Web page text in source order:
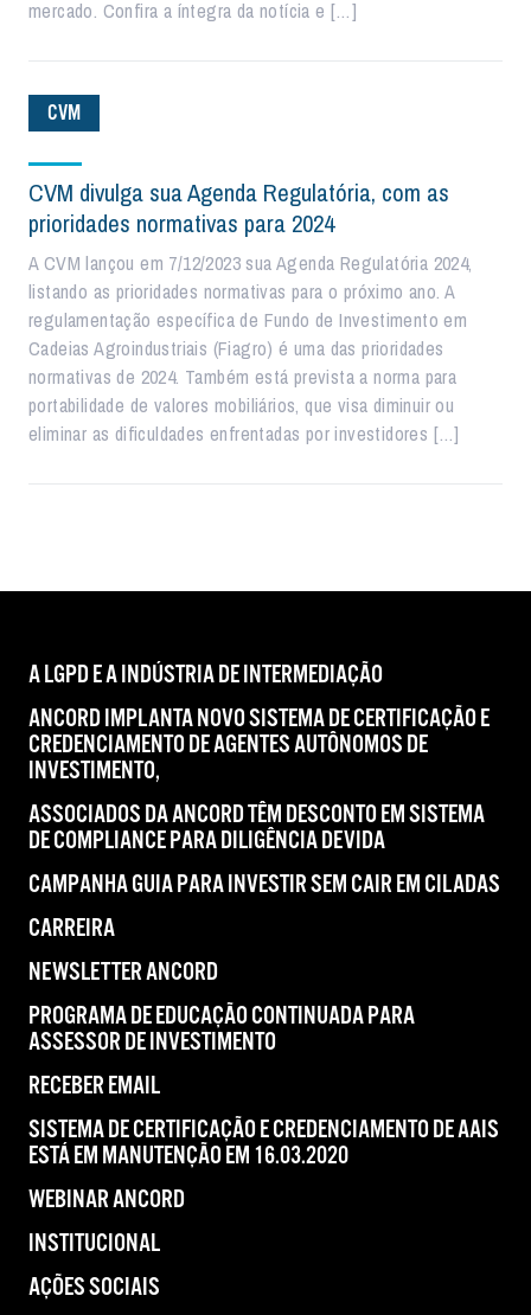
mercado. Confira a íntegra da notícia e […]
CVM
CVM divulga sua Agenda Regulatória, com as
prioridades normativas para 2024
A CVM lançou em 7/12/2023 sua Agenda Regulatória 2024,
listando as prioridades normativas para o próximo ano. A
regulamentação específica de Fundo de Investimento em
Cadeias Agroindustriais (Fiagro) é uma das prioridades
normativas de 2024. Também está prevista a norma para
portabilidade de valores mobiliários, que visa diminuir ou
eliminar as dificuldades enfrentadas por investidores […]
A LGPD E A INDÚSTRIA DE INTERMEDIAÇÃO
ANCORD IMPLANTA NOVO SISTEMA DE CERTIFICAÇÃO E
CREDENCIAMENTO DE AGENTES AUTÔNOMOS DE
INVESTIMENTO,
ASSOCIADOS DA ANCORD TÊM DESCONTO EM SISTEMA
DE COMPLIANCE PARA DILIGÊNCIA DEVIDA
CAMPANHA GUIA PARA INVESTIR SEM CAIR EM CILADAS
CARREIRA
NEWSLETTER ANCORD
PROGRAMA DE EDUCAÇÃO CONTINUADA PARA
ASSESSOR DE INVESTIMENTO
RECEBER EMAIL
SISTEMA DE CERTIFICAÇÃO E CREDENCIAMENTO DE AAIS
ESTÁ EM MANUTENÇÃO EM 16.03.2020
WEBINAR ANCORD
INSTITUCIONAL
AÇÕES SOCIAIS